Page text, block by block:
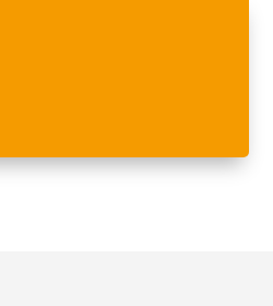
Kollegen, sowie Deinen
natürlich Deine Aufgaben